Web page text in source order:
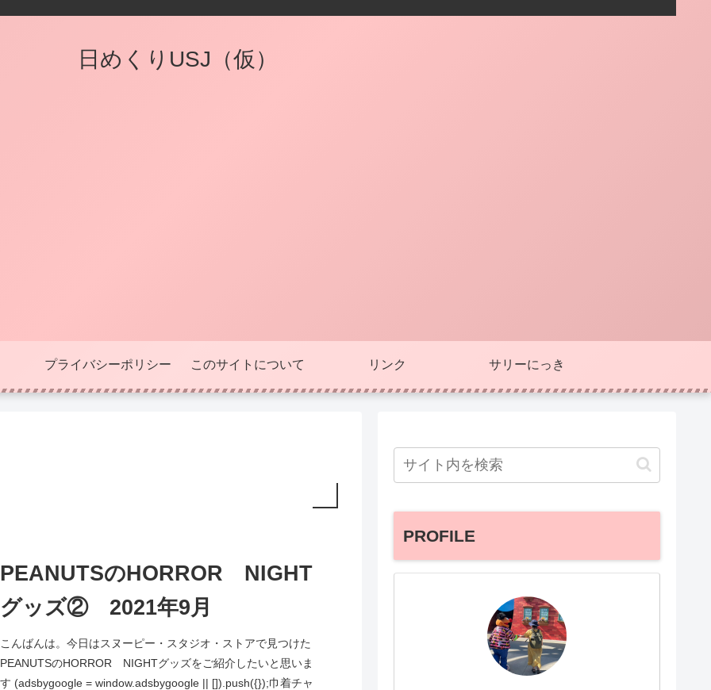
日めくりUSJ（仮）
プライバシーポリシー このサイトについて リンク サリーにっき
PEANUTSのHORROR NIGHT
グッズ② 2021年9月
こんばんは。今日はスヌーピー・スタジオ・ストアで見つけた
PEANUTSのHORROR NIGHTグッズをご紹介したいと思いま
す (adsbygoogle = window.adsbygoogle || []).push({});巾着チャ
PROFILE